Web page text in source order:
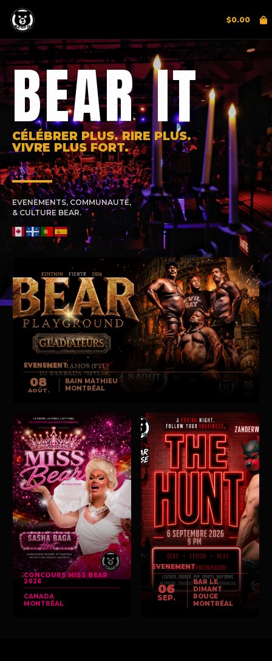
$0.00
BEAR IT
CÉLÉBRER PLUS. RIRE PLUS.
VIVRE PLUS FORT.
EVENEMENTS, COMMUNAUTÉ,
& CULTURE BEAR.
EVENEMENT
08
AOÛT.
BAIN MATHIEU
MONTRÉAL
CONCOURS MISS BEAR
2026
CANADA
MONTRÉAL
EVENEMENT
06
SEP.
BAR LE
DIMANT
ROUGE
MONTRÉAL